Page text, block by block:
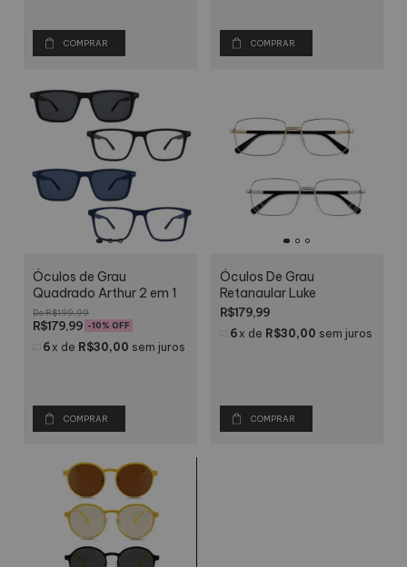
COMPRAR COMPRAR
Óculos de Grau
Quadrado Arthur 2 em 1
R$199,99
R$179,99 -10% OFF
6 x de R$30,00 sem juros
COMPRAR
Óculos De Grau
Retangular Luke
R$179,99
6 x de R$30,00 sem juros
COMPRAR